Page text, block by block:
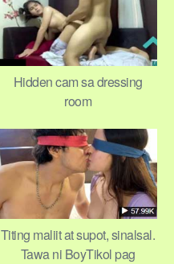
Hidden cam sa dressing
room
Titing maliit at supot, sinalsal.
Tawa ni BoyTikol pag